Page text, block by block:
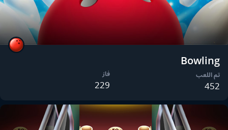
Bowling
تم اللعب
452
فاز
229